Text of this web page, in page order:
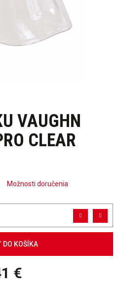
VAUGHN
CLEAR
Možnosti doručenia
DO KOŠÍKA
€